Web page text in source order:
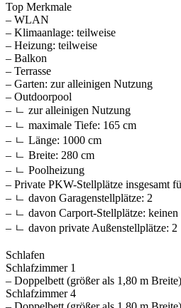
Top Merkmale
– WLAN
– Klimaanlage: teilweise
– Heizung: teilweise
– Balkon
– Terrasse
– Garten: zur alleinigen Nutzung
– Outdoorpool
– ㄴ zur alleinigen Nutzung
– ㄴ maximale Tiefe: 165 cm
– ㄴ Länge: 1000 cm
– ㄴ Breite: 280 cm
– ㄴ Poolheizung
– Private PKW-Stellplätze insgesamt
– ㄴ davon Garagenstellplätze: 2
– ㄴ davon Carport-Stellplätze: keinen
– ㄴ davon private Außen­stellplätze: 2
Schlafen
Schlafzimmer 1
– Doppelbett (größer als 1,80 m Breite)
Schlafzimmer 4